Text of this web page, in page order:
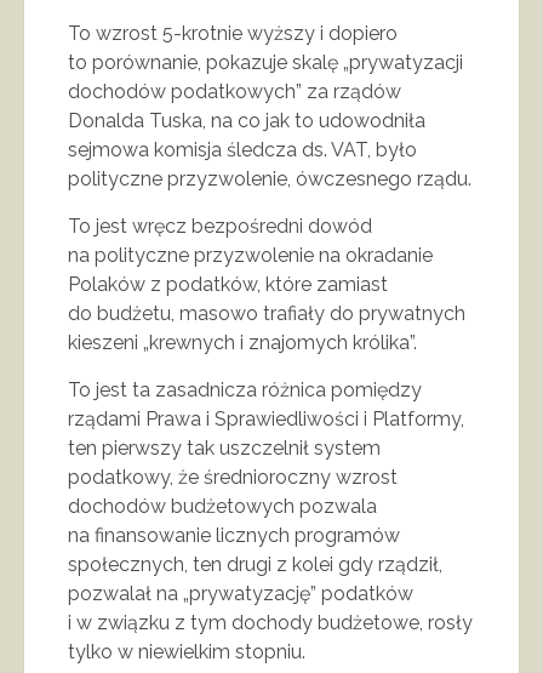
To wzrost 5-krotnie wyższy i dopiero
to porównanie, pokazuje skalę „prywatyzacji
dochodów podatkowych” za rządów
Donalda Tuska, na co jak to udowodniła
sejmowa komisja śledcza ds. VAT, było
polityczne przyzwolenie, ówczesnego rządu.
To jest wręcz bezpośredni dowód
na polityczne przyzwolenie na okradanie
Polaków z podatków, które zamiast
do budżetu, masowo trafiały do prywatnych
kieszeni „krewnych i znajomych królika”.
To jest ta zasadnicza różnica pomiędzy
rządami Prawa i Sprawiedliwości i Platformy,
ten pierwszy tak uszczelnił system
podatkowy, że średnioroczny wzrost
dochodów budżetowych pozwala
na finansowanie licznych programów
społecznych, ten drugi z kolei gdy rządził,
pozwalał na „prywatyzację” podatków
i w związku z tym dochody budżetowe, rosły
tylko w niewielkim stopniu.